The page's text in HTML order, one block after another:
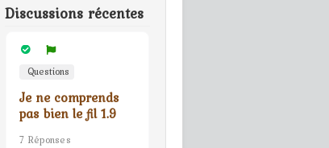
Discussions récentes
Questions
Je ne comprends
pas bien le fil 1.9
7 Réponses